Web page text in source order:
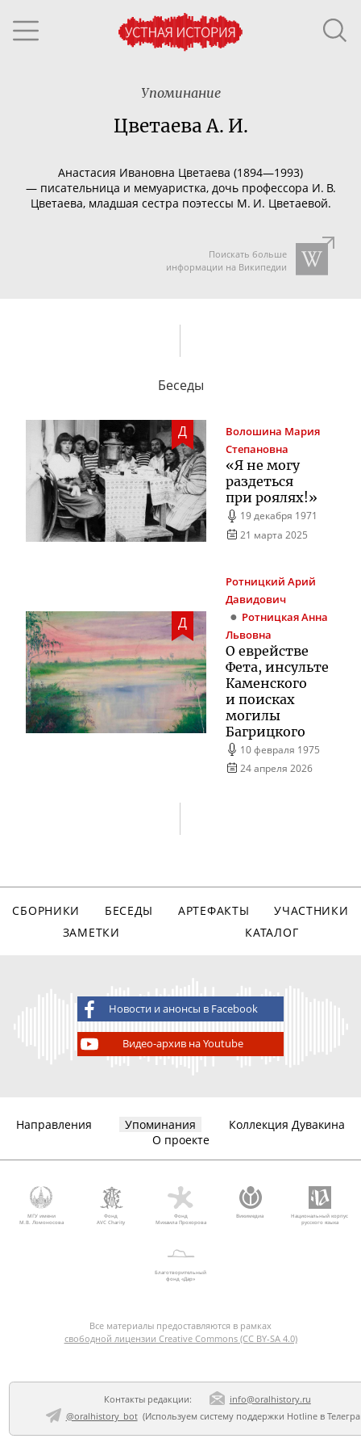
Упоминание
Цветаева А. И.
Анастасия Ивановна Цветаева (1894—1993)
— писательница и мемуаристка, дочь профессора И. В.
Цветаева, младшая сестра поэтессы М. И. Цветаевой.
Поискать больше
информации на Википедии
Беседы
Д Волошина Мария
Степановна
«Я не могу
раздеться
при роялях!»
19 декабря 1971
21 марта 2025
Д
Ротницкий Арий
Давидович
Ротницкая Анна
Львовна
О еврействе
Фета, инсульте
Каменского
и поисках
могилы
Багрицкого
10 февраля 1975
24 апреля 2026
СБОРНИКИ БЕСЕДЫ АРТЕФАКТЫ
УЧАСТНИКИ
ЗАМЕТКИ
КАТАЛОГ
Новости и анонсы в Facebook
Видео-архив на Youtube
Направления Упоминания
Коллекция Дувакина
О проекте
МГУ имени
М.В. Ломоносова
Фонд
AVC Charity
Фонд
Михаила Прохорова
Викимедиа
Национальный корпус
русского языка
Благотворительный
фонд «Дар»
Все материалы предоставляются в рамках
свободной лицензии Creative Commons (CC BY-SA 4.0)
Контакты редакции:
info@oralhistory.ru
@oralhistory_bot(Используем систему поддержки Hotline в